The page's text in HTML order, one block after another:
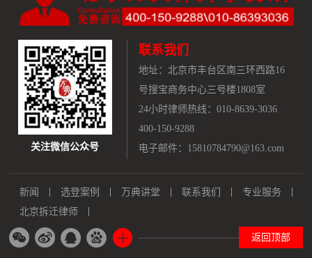
关注微信公众号
联系我们
地址： 北京市丰台区南三环西路16
号搜宝商务中心三号楼1808室
24小时律师热线：010-8639-3036
400-150-9288
电子邮件：15810784790@163.com
新闻 选登案例 万典讲堂 联系我们
专业服务
北京拆迁律师
返回顶部